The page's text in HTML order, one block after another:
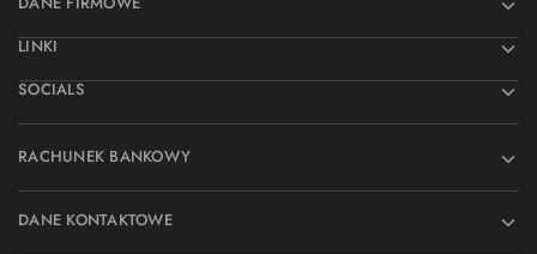
LINKI
SOCIALS
RACHUNEK BANKOWY
DANE KONTAKTOWE